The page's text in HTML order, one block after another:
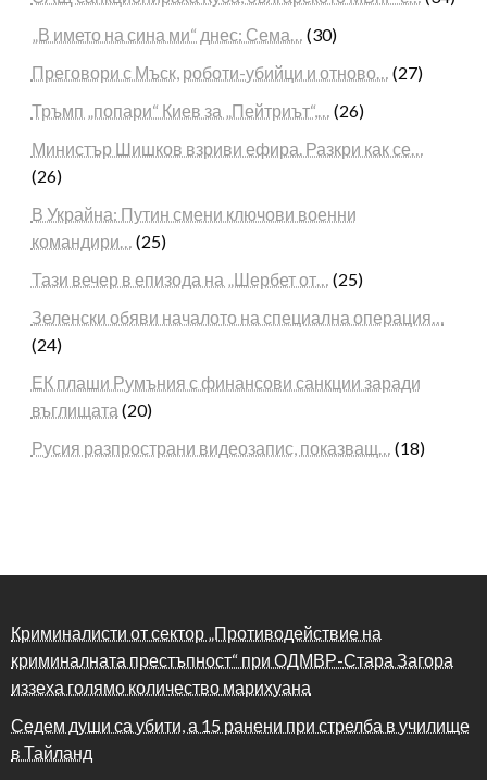
„В името на сина ми“ днес: Сема… (30)
Преговори с Мъск, роботи-убийци и отново… (27)
Тръмп „попари“ Киев за „Пейтриът“,… (26)
Министър Шишков взриви ефира. Разкри как се…
(26)
В Украйна: Путин смени ключови военни
командири… (25)
Тази вечер в епизода на „Шербет от… (25)
Зеленски обяви началото на специална операция…
(24)
ЕК плаши Румъния с финансови санкции заради
въглищата (20)
Русия разпространи видеозапис, показващ… (18)
Криминалисти от сектор „Противодействие на
криминалната престъпност“ при ОДМВР-Стара Загора
иззеха голямо количество марихуана
Седем души са убити, а 15 ранени при стрелба в училище
в Тайланд